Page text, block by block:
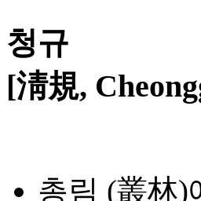
청규
[淸規,
총림 (叢林)